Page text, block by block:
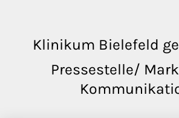
Klinikum Bielefeld
Pressestelle/